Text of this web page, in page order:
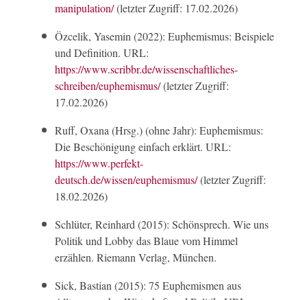
manipulation/(letzter Zugriff: 17.02.2026)
Özcelik, Yasemin (2022): Euphemismus: Beispiele
und Definition. URL:
https://www.scribbr.de/wissenschaftliches-
schreiben/euphemismus/(letzter Zugriff:
17.02.2026)
Ruff, Oxana (Hrsg.) (ohne Jahr): Euphemismus:
Die Beschönigung einfach erklärt. URL:
https://www.perfekt-
deutsch.de/wissen/euphemismus/(letzter Zugriff:
18.02.2026)
Schlüter, Reinhard (2015): Schönsprech. Wie uns
Politik und Lobby das Blaue vom Himmel
erzählen. Riemann Verlag, München.
Sick, Bastian (2015): 75 Euphemismen aus